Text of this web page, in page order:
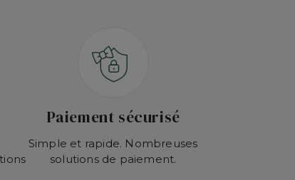
Paiement sécurisé
Simple et rapide. Nombreuses
solutions de paiement.